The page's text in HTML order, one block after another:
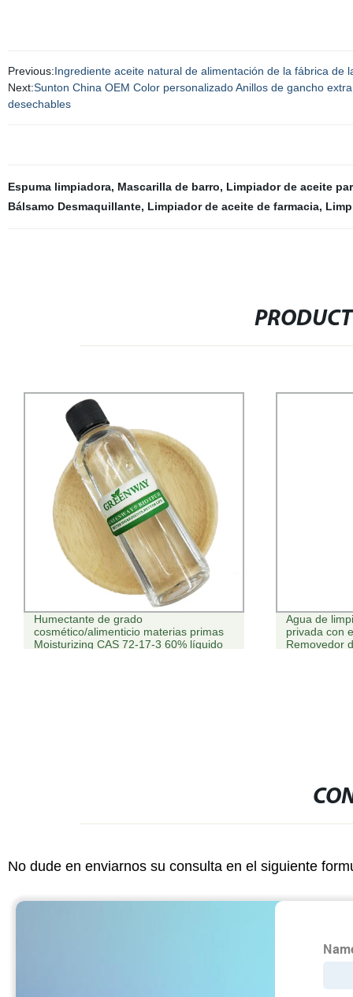
Previous:Ingrediente aceite natural de alimentación de la fábrica de
Next:Sunton China OEM Color personalizado Anillos de gancho
desechables
Espuma limpiadora, Mascarilla de barro, Limpiador de aceite
Bálsamo Desmaquillante, Limpiador de aceite de farmacia,
Agua de limpieza micelar de Marca
privada con extracto de rosa y glicerina
Removedor de maquillaje suave
Wz Esponja
Facial de
fundación
No dude en enviarnos su consulta en el siguiente